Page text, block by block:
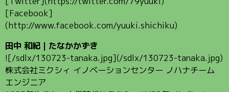
[Facebook]
(http://www.facebook.com/yuuki.shichiku)
田中 和紀｜たなかかずき
![/sdlx/130723-tanaka.jpg](/sdlx/130723-tanaka.jpg)
株式会社ミクシィ イノベーションセンター ノハナチーム
エンジニア